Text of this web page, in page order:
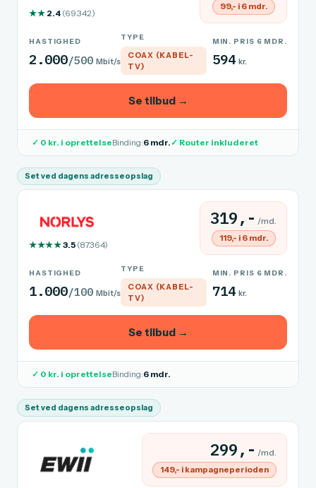
★★ 2.4 (69.342)
HASTIGHED
2.000/500 Mbit/s
TYPE
COAX (KABEL-
TV)
MIN. PRIS 6 MDR.
594 kr.
99,- i 6 mdr.
Se tilbud →
✓ 0 kr. i oprettelseBinding:6 mdr.✓ Router inkluderet
Set ved dagens adresseopslag
★★★★3.5 (87.364)
HASTIGHED
1.000/100 Mbit/s
TYPE
COAX (KABEL-
TV)
MIN. PRIS 6 MDR.
714 kr.
319,- /md.
119,- i 6 mdr.
Se tilbud →
✓ 0 kr. i oprettelseBinding:6 mdr.
Set ved dagens adresseopslag
299,- /md.
149,- i kampagneperioden